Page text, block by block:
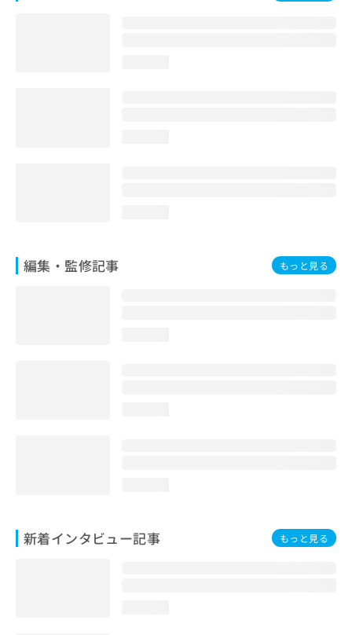
編集・監修記事 もっと見る
新着インタビュー記事 もっと見る